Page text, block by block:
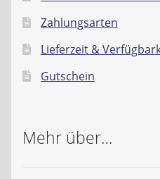
Zahlungsarten
Lieferzeit &
Gutschein
Mehr über…